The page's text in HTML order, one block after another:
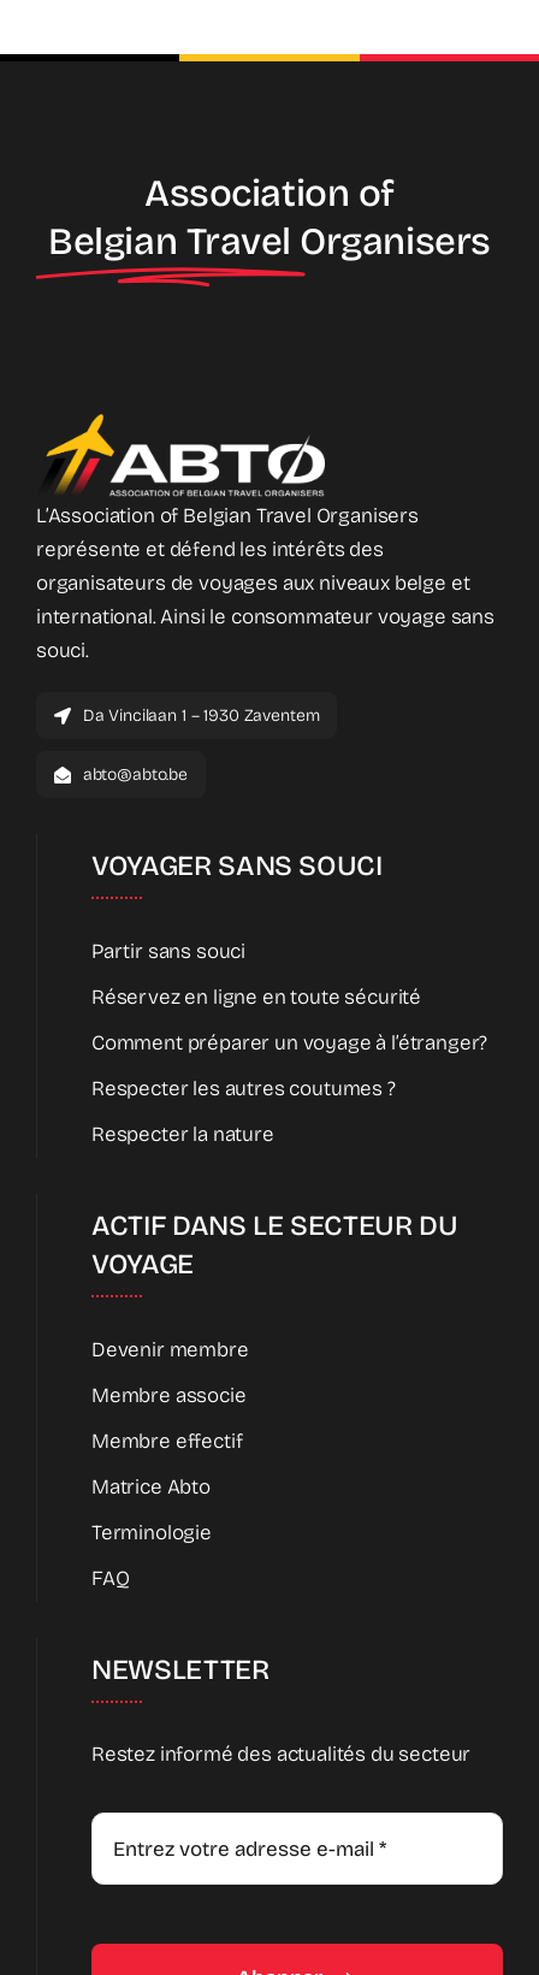
Association of
Belgian Travel Organisers
L’Association of Belgian Travel Organisers
représente et défend les intérêts des
organisateurs de voyages aux niveaux belge et
international. Ainsi le consommateur voyage sans
souci.
Da Vincilaan 1 – 1930 Zaventem
abto@abto.be
VOYAGER SANS SOUCI
Partir sans souci
Réservez en ligne en toute sécurité
Comment préparer un voyage à l’étranger?
Respecter les autres coutumes ?
Respecter la nature
ACTIF DANS LE SECTEUR DU
VOYAGE
Devenir membre
Membre associe
Membre effectif
Matrice Abto
Terminologie
FAQ
NEWSLETTER
Restez informé des actualités du secteur